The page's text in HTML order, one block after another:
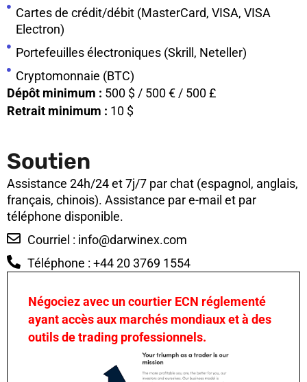
Cartes de crédit/débit (MasterCard, VISA, VISA
Electron)
Portefeuilles électroniques (Skrill, Neteller)
Cryptomonnaie (BTC)
Dépôt minimum : 500 $ / 500 € / 500 £
Retrait minimum : 10 $
Soutien
Assistance 24h/24 et 7j/7 par chat (espagnol, anglais,
français, chinois). Assistance par e-mail et par
téléphone disponible.
Courriel : info@darwinex.com
Téléphone : +44 20 3769 1554
Négociez avec un courtier ECN réglementé
ayant accès aux marchés mondiaux et à des
outils de trading professionnels.